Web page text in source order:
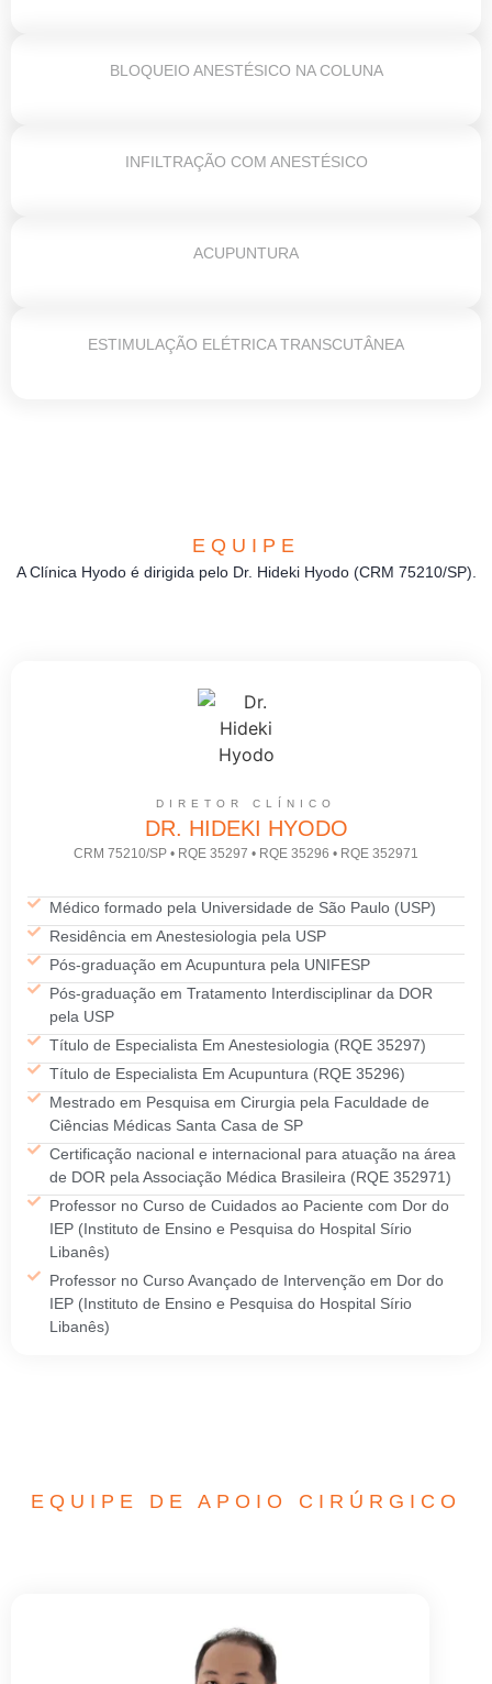
BLOQUEIO ANESTÉSICO NA COLUNA
INFILTRAÇÃO COM ANESTÉSICO
ACUPUNTURA
ESTIMULAÇÃO ELÉTRICA TRANSCUTÂNEA
EQUIPE
A Clínica Hyodo é dirigida pelo Dr. Hideki Hyodo (CRM 75210/SP).
DIRETOR CLÍNICO
DR. HIDEKI HYODO
CRM 75210/SP • RQE 35297 • RQE 35296 • RQE 352971
Médico formado pela Universidade de São Paulo (USP)
Residência em Anestesiologia pela USP
Pós-graduação em Acupuntura pela UNIFESP
Pós-graduação em Tratamento Interdisciplinar da DOR
pela USP
Título de Especialista Em Anestesiologia (RQE 35297)
Título de Especialista Em Acupuntura (RQE 35296)
Mestrado em Pesquisa em Cirurgia pela Faculdade de
Ciências Médicas Santa Casa de SP
Certificação nacional e internacional para atuação na área
de DOR pela Associação Médica Brasileira (RQE 352971)
Professor no Curso de Cuidados ao Paciente com Dor do
IEP (Instituto de Ensino e Pesquisa do Hospital Sírio
Libanês)
Professor no Curso Avançado de Intervenção em Dor do
IEP (Instituto de Ensino e Pesquisa do Hospital Sírio
Libanês)
EQUIPE DE APOIO CIRÚRGICO